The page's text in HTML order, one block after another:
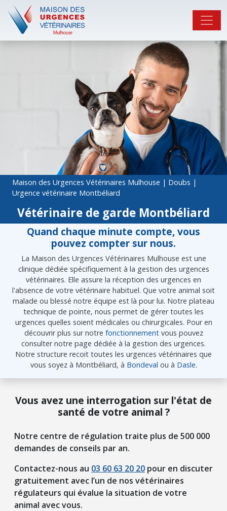
Maison des Urgences Vétérinaires Mulhouse | Doubs |
Urgence vétérinaire Montbéliard
Vétérinaire de garde Montbéliard
Quand chaque minute compte, vous
pouvez compter sur nous.
La Maison des Urgences Vétérinaires Mulhouse est une
clinique dédiée spécifiquement à la gestion des urgences
vétérinaires. Elle assure la réception des urgences en
l'absence de votre vétérinaire habituel. Que votre animal soit
malade ou blessé notre équipe est là pour lui. Notre plateau
technique de pointe, nous permet de gérer toutes les
urgences quelles soient médicales ou chirurgicales. Pour en
découvrir plus sur notre fonctionnementvous pouvez
consulter notre page dédiée à la gestion des urgences.
Notre structure recoit toutes les urgences vétérinaires que
vous soyez à Montbéliard, à Bondeval ou à Dasle.
Vous avez une interrogation sur l'état de
santé de votre animal ?
Notre centre de régulation traite plus de 500 000
demandes de conseils par an.
Contactez-nous au 03 60 63 20 20 pour en discuter
gratuitement avec l’un de nos vétérinaires
régulateurs qui évalue la situation de votre
animal avec vous.